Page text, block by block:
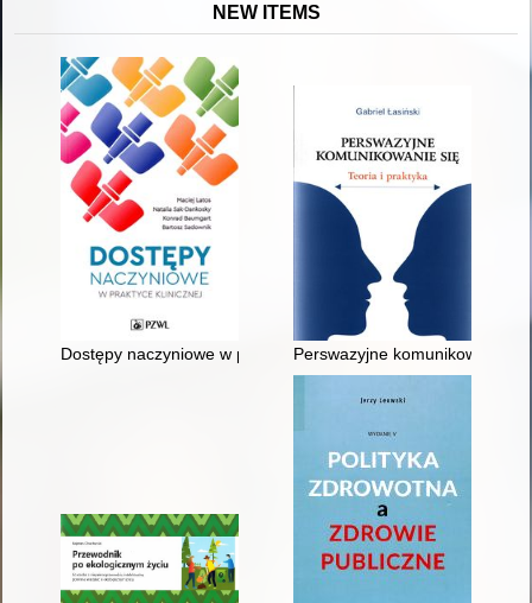
NEW ITEMS
Dostępy naczyniowe w praktyce klinicznejPerswazyjne komunikowanie